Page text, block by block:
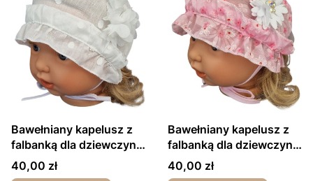
Bawełniany kapelusz z
falbanką dla dziewczynki
ecru kółka
Cena
40,00 zł
Bawełniany kapelusz z
falbanką dla dziewczynki
różowa łączka
Cena
40,00 zł